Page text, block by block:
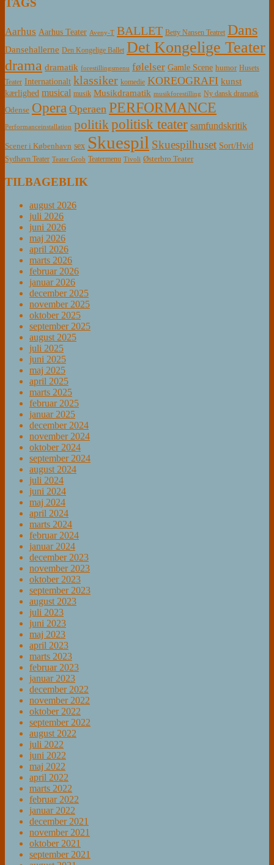
TAGS
Aarhus Aarhus Teater Aveny-T BALLET Betty Nansen Teatret Dans
Dansehallerne Den Kongelige Ballet Det Kongelige Teater
drama dramatik forestillingsmenu følelser Gamle Scene humor Husets
Teater Internationalt klassiker komedie KOREOGRAFI kunst
kærlighed musical musik Musikdramatik musikforestilling Ny dansk dramatik
Odense Opera Operaen PERFORMANCE
Performanceinstallation politikpolitisk teater samfundskritik
Scener i København sex Skuespil Skuespilhuset Sort/Hvid
Sydhavn Teater Teater Grob Teatermenu Tivoli Østerbro Teater
TILBAGEBLIK
august 2026
juli 2026
juni 2026
maj 2026
april 2026
marts 2026
februar 2026
januar 2026
december 2025
november 2025
oktober 2025
september 2025
august 2025
juli 2025
juni 2025
maj 2025
april 2025
marts 2025
februar 2025
januar 2025
december 2024
november 2024
oktober 2024
september 2024
august 2024
juli 2024
juni 2024
maj 2024
april 2024
marts 2024
februar 2024
januar 2024
december 2023
november 2023
oktober 2023
september 2023
august 2023
juli 2023
juni 2023
maj 2023
april 2023
marts 2023
februar 2023
januar 2023
december 2022
november 2022
oktober 2022
september 2022
august 2022
juli 2022
juni 2022
maj 2022
april 2022
marts 2022
februar 2022
januar 2022
december 2021
november 2021
oktober 2021
september 2021